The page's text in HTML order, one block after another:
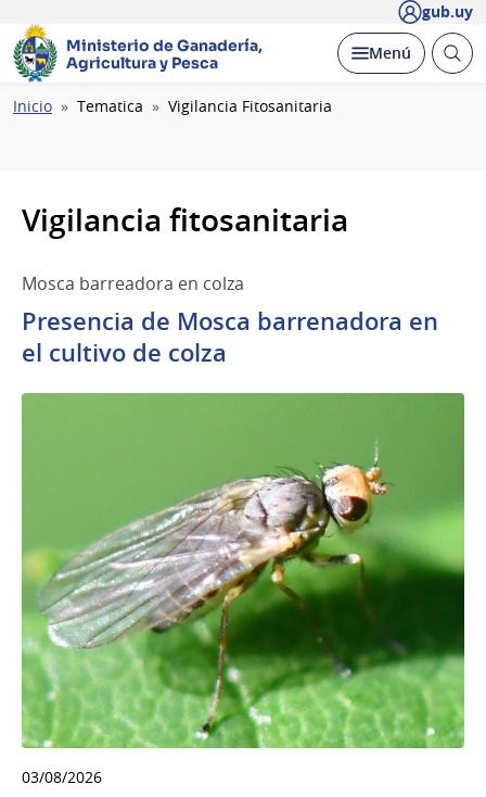
gub.uy
Ministerio de Ganadería,
Agricultura y Pesca
Desplegar
Menú Abrir
Ruta
Inicio Tematica Vigilancia Fitosanitaria
Vigilancia fitosanitaria
Mosca barreadora en colza
Presencia de Mosca barrenadora en
el cultivo de colza
03/08/2026